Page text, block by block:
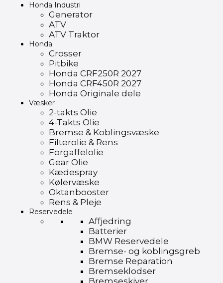
Honda Industri
Generator
ATV
ATV Traktor
Honda
Crosser
Pitbike
Honda CRF250R 2027
Honda CRF450R 2027
Honda Originale dele
Væsker
2-takts Olie
4-Takts Olie
Bremse & Koblingsvæske
Filterolie & Rens
Forgaffelolie
Gear Olie
Kædespray
Kølervæske
Oktanbooster
Rens & Pleje
Reservedele
Affjedring
Batterier
BMW Reservedele
Bremse- og koblingsgreb
Bremse Reparation
Bremseklodser
Bremseskiver